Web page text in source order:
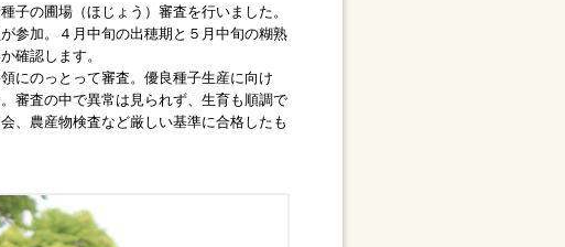
の圃場（ほじょう）審査を行いました。
参加。４月中旬の出穂期と５月中旬の糊熟
確認します。
にのっとって審査。優良種子生産に向け
審査の中で異常は見られず、生育も順調で
、農産物検査など厳しい基準に合格したも